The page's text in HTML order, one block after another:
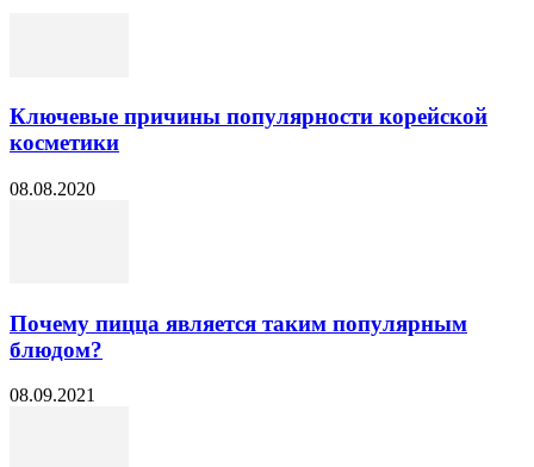
Ключевые причины популярности корейской
косметики
08.08.2020
Почему пицца является таким популярным
блюдом?
08.09.2021